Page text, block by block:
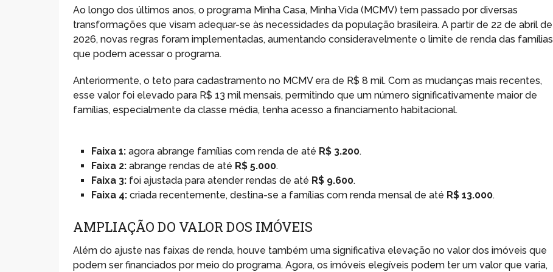
Ao longo dos últimos anos, o programa Minha Casa, Minha Vida (MCMV) tem passado por diversas
transformações que visam adequar-se às necessidades da população brasileira. A partir de 22 de abril de
2026, novas regras foram implementadas, aumentando consideravelmente o limite de renda das famílias
que podem acessar o programa.
Anteriormente, o teto para cadastramento no MCMV era de R$ 8 mil. Com as mudanças mais recentes,
esse valor foi elevado para R$ 13 mil mensais, permitindo que um número significativamente maior de
famílias, especialmente da classe média, tenha acesso a financiamento habitacional.
Faixa 1: agora abrange famílias com renda de até R$ 3.200.
Faixa 2: abrange rendas de até R$ 5.000.
Faixa 3: foi ajustada para atender rendas de até R$ 9.600.
Faixa 4: criada recentemente, destina-se a famílias com renda mensal de até R$ 13.000.
AMPLIAÇÃO DO VALOR DOS IMÓVEIS
Além do ajuste nas faixas de renda, houve também uma significativa elevação no valor dos imóveis que
podem ser financiados por meio do programa. Agora, os imóveis elegíveis podem ter um valor que varia,